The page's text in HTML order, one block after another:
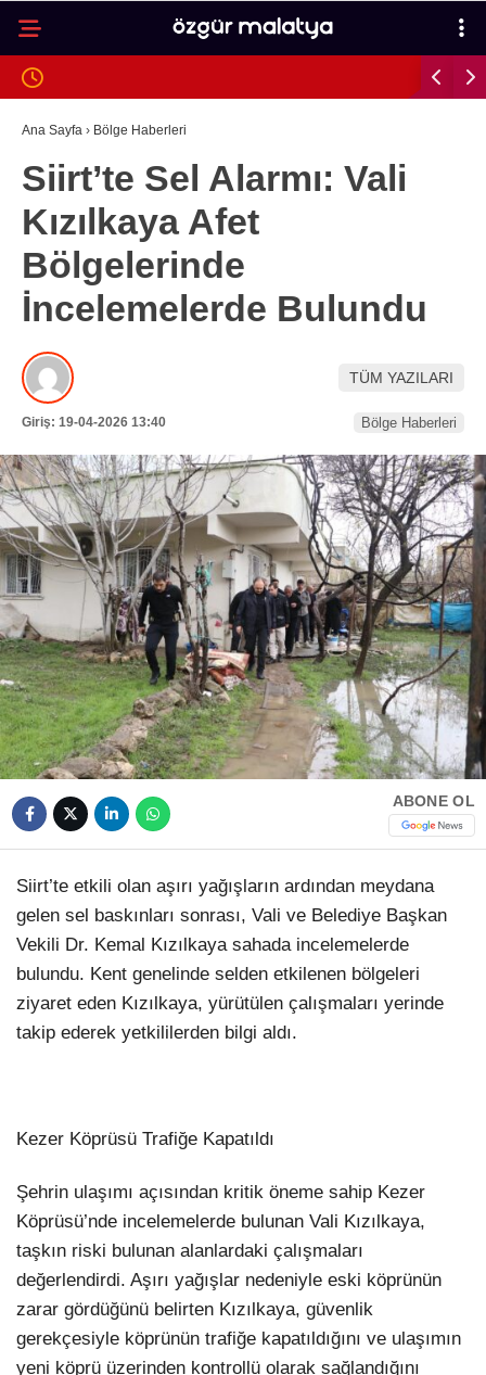
Facebook
Instagram
Youtube
TikTok
Pinterest
23.6°
GALERİ VİDEO
MALATYA
İLÇELER
ASAYIŞ
SPOR
GÜNDEM
POLITIKA
SAĞLIK
HAVA DURUMU
NÖBETÇI ECZANELER
NAMAZ VAKITLERI
Ana Sayfa › Bölge Haberleri
Siirt’te Sel Alarmı: Vali
Kızılkaya Afet
Bölgelerinde
İncelemelerde Bulundu
TÜM YAZILARI
Giriş: 19-04-2026 13:40 Bölge Haberleri
ABONE OL
Siirt’te etkili olan aşırı yağışların ardından meydana
gelen sel baskınları sonrası, Vali ve Belediye Başkan
Vekili Dr. Kemal Kızılkaya sahada incelemelerde
bulundu. Kent genelinde selden etkilenen bölgeleri
ziyaret eden Kızılkaya, yürütülen çalışmaları yerinde
takip ederek yetkililerden bilgi aldı.
Kezer Köprüsü Trafiğe Kapatıldı
Şehrin ulaşımı açısından kritik öneme sahip Kezer
Köprüsü’nde incelemelerde bulunan Vali Kızılkaya,
taşkın riski bulunan alanlardaki çalışmaları
değerlendirdi. Aşırı yağışlar nedeniyle eski köprünün
zarar gördüğünü belirten Kızılkaya, güvenlik
gerekçesiyle köprünün trafiğe kapatıldığını ve ulaşımın
yeni köprü üzerinden kontrollü olarak sağlandığını